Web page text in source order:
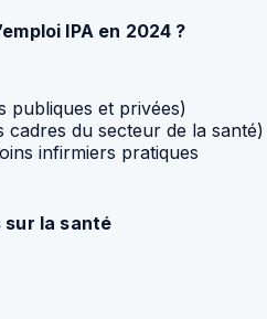
IPA en 2024 ?
publiques et privées)
cadres du secteur de la santé)
infirmiers pratiques
la santé